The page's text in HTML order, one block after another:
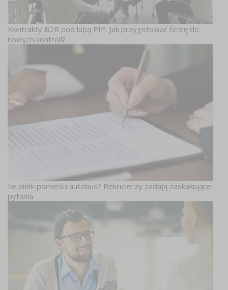
Kontrakty B2B pod lupą PIP. Jak przygotować firmę do
nowych kontroli?
Ile piłek pomieści autobus? Rekruterzy zadają zaskakujące
pytania